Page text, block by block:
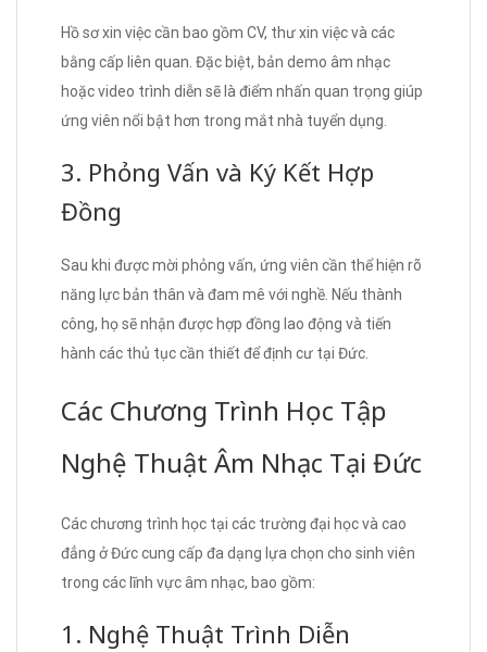
Hồ sơ xin việc cần bao gồm CV, thư xin việc và các
bằng cấp liên quan. Đặc biệt, bản demo âm nhạc
hoặc video trình diễn sẽ là điểm nhấn quan trọng giúp
ứng viên nổi bật hơn trong mắt nhà tuyển dụng.
3. Phỏng Vấn và Ký Kết Hợp
Đồng
Sau khi được mời phỏng vấn, ứng viên cần thể hiện rõ
năng lực bản thân và đam mê với nghề. Nếu thành
công, họ sẽ nhận được hợp đồng lao động và tiến
hành các thủ tục cần thiết để định cư tại Đức.
Các Chương Trình Học Tập
Nghệ Thuật Âm Nhạc Tại Đức
Các chương trình học tại các trường đại học và cao
đẳng ở Đức cung cấp đa dạng lựa chọn cho sinh viên
trong các lĩnh vực âm nhạc, bao gồm:
1. Nghệ Thuật Trình Diễn